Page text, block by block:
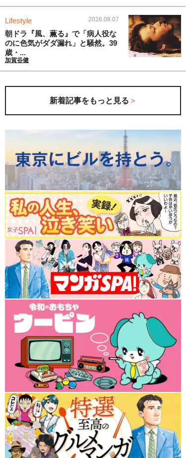
Lifestyle 2026.08.07
朝ドラ『風、薫る』で「病人役な
のに色気がダダ漏れ」と騒然。39
歳・...
加賀谷健
新着記事をもっと見る